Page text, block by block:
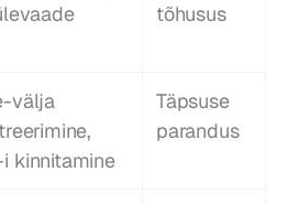
tõhusus
välja
i kinnitamine
Täpsuse
parandus